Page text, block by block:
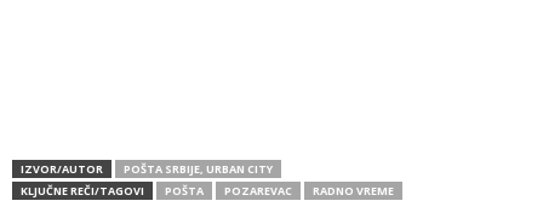
IZVOR/AUTOR
POŠTA SRBIJE, URBAN CITY
KLJUČNE REČI/TAGOVI
POŠTA POZAREVAC RADNO VREME